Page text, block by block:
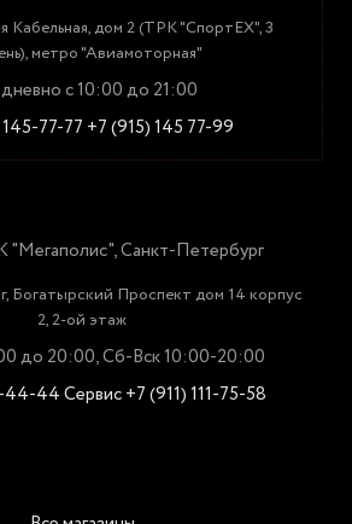
Кабельная, дом 2 (ТРК "СпортЕХ", 3
метро "Авиамоторная"
с 10:00 до 21:00
77-77 +7 (915) 145 77-99
"Мегаполис", Санкт-Петербург
Богатырский Проспект дом 14 корпус
2, 2-ой этаж
до 20:00, Сб-Вск 10:00-20:00
44-44Сервис +7 (911) 111-75-58